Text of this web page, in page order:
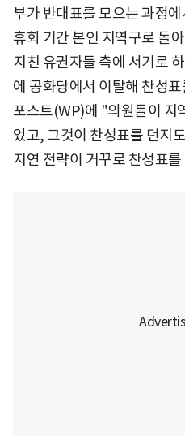
부가 반대표를 모으는 과정
휴회 기간 본인 지역구로 돌
지친 유권자들 측에 서기로
에 공화당에서 이탈해 찬성
포스트(WP)에 "의원들이 지
었고, 그것이 찬성표를 던지
지연 전략이 거꾸로 찬성표